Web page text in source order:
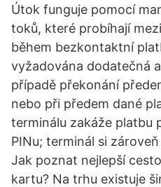
Útok funguje pomocí
toků, které probíhají
během bezkontaktní
vyžadována dodatečná
případě překonání
nebo při předem dané
terminálu zakáže platbu
PINu; terminál si
Jak poznat nejlepší
kartu? Na trhu existuje